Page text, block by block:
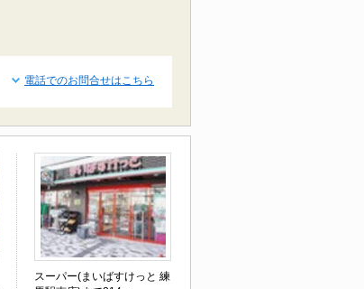
電話でのお問合せはこちら
スーパー(まいばすけっと 練